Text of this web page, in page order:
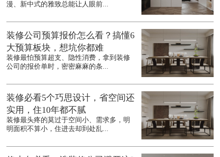
漫、新中式的雅致总能让人眼前...
装修公司预算报价怎么看？搞懂6
大预算板块，想坑你都难
装修最怕预算超支、隐性消费，拿到装修
公司的报价单时，密密麻麻的条...
装修必看5个巧思设计，省空间还
实用，住10年都不腻
装修最头疼的莫过于空间小、需求多，明
明面积不算小，住进去却到处乱...